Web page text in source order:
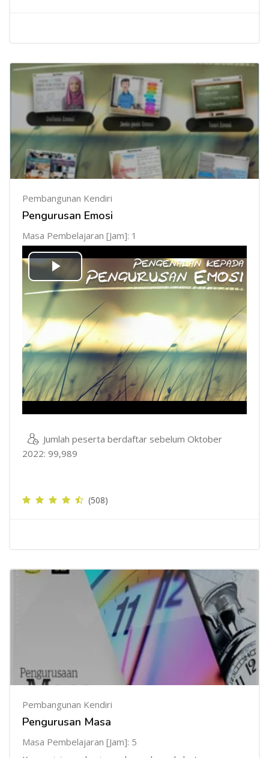
Pembangunan Kendiri
Pengurusan Emosi
Masa Pembelajaran [Jam]: 1
Mainkan
Video
Jumlah peserta berdaftar sebelum Oktober
2022: 99,989
(508)
Pembangunan Kendiri
Pengurusan Masa
Masa Pembelajaran [Jam]: 5